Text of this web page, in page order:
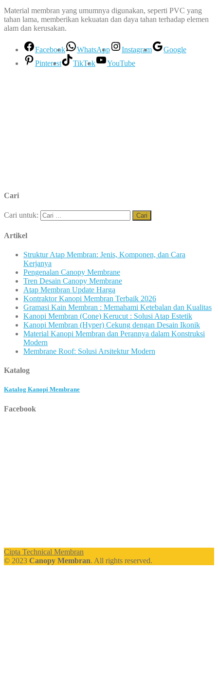
Material membran yang umumnya digunakan, seperti PVC yang
tahan lama, memberikan kekuatan dan daya tahan terhadap elemen
alam dan kerusakan.
Facebook WhatsApp Instagram
Google
Pinterest
TikTok YouTube
Cari
Cari untuk:
Artikel
Struktur Atap Membran: Jenis, Komponen, dan Cara
Kerjanya
Pengenalan Canopy Membrane
Tren Desain Canopy Membrane
Atap Membran Update Harga
Kontraktor Kanopi Membran Terbaik 2026
Gramasi Kain Membran : Memahami Ketebalan dan Kualitas
Kanopi Membran (Cone) Kerucut : Solusi Atap Estetik
Kanopi Membran (Hyper) Cekung dengan Desain Ikonik
Material Kanopi Membran dan Perannya dalam Konstruksi
Modern
Membrane Roof: Solusi Arsitektur Modern
Katalog
Katalog Kanopi Membrane
Facebook
Cipta Technical Membran
© 2023 Canopy Membran. All rights reserved.